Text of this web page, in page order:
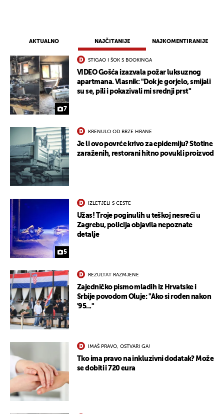
AKTUALNO NAJČITANIJE NAJKOMENTIRANIJE
7
STIGAO I ŠOK S BOOKINGA
VIDEO Gošća izazvala požar luksuznog
apartmana. Vlasnik: "Dok je gorjelo, smijali
su se, pili i pokazivali mi srednji prst"
KRENULO OD BRZE HRANE
Je li ovo povrće krivo za epidemiju? Stotine
zaraženih, restorani hitno povukli proizvod
5
IZLETJELI S CESTE
Užas! Troje poginulih u teškoj nesreći u
Zagrebu, policija objavila nepoznate
detalje
REZULTAT RAZMJENE
Zajedničko pismo mladih iz Hrvatske i
Srbije povodom Oluje: "Ako si rođen nakon
'95..."
IMAŠ PRAVO, OSTVARI GA!
Tko ima pravo na inkluzivni dodatak? Može
se dobiti i 720 eura